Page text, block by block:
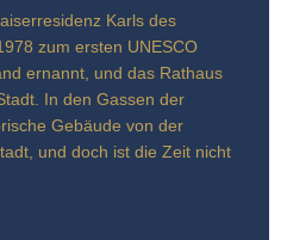
Karls des
zum ersten UNESCO
ernannt, und das Rathaus
In den Gassen der
Gebäude von der
und doch ist die Zeit nicht